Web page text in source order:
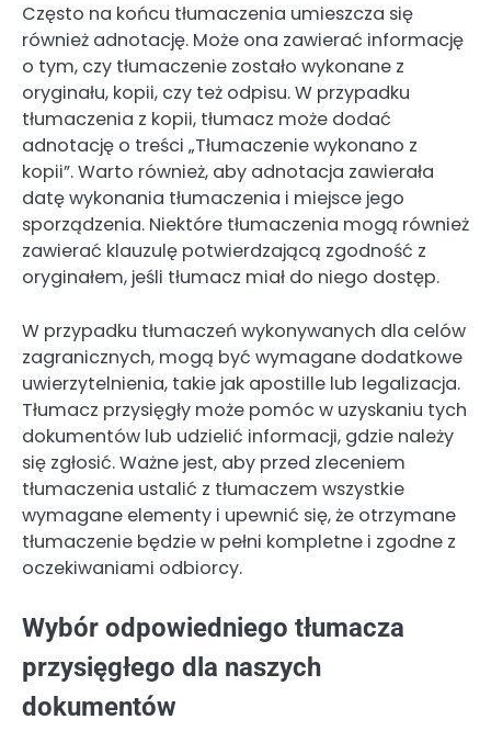
Często na końcu tłumaczenia umieszcza się
również adnotację. Może ona zawierać informację
o tym, czy tłumaczenie zostało wykonane z
oryginału, kopii, czy też odpisu. W przypadku
tłumaczenia z kopii, tłumacz może dodać
adnotację o treści „Tłumaczenie wykonano z
kopii”. Warto również, aby adnotacja zawierała
datę wykonania tłumaczenia i miejsce jego
sporządzenia. Niektóre tłumaczenia mogą również
zawierać klauzulę potwierdzającą zgodność z
oryginałem, jeśli tłumacz miał do niego dostęp.
W przypadku tłumaczeń wykonywanych dla celów
zagranicznych, mogą być wymagane dodatkowe
uwierzytelnienia, takie jak apostille lub legalizacja.
Tłumacz przysięgły może pomóc w uzyskaniu tych
dokumentów lub udzielić informacji, gdzie należy
się zgłosić. Ważne jest, aby przed zleceniem
tłumaczenia ustalić z tłumaczem wszystkie
wymagane elementy i upewnić się, że otrzymane
tłumaczenie będzie w pełni kompletne i zgodne z
oczekiwaniami odbiorcy.
Wybór odpowiedniego tłumacza
przysięgłego dla naszych
dokumentów